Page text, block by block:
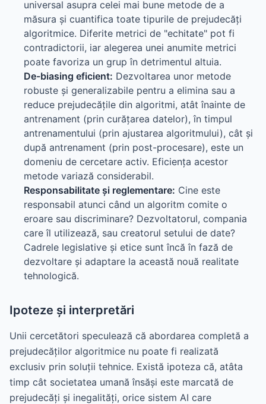
universal asupra celei mai bune metode de a
măsura și cuantifica toate tipurile de prejudecăți
algoritmice. Diferite metrici de "echitate" pot fi
contradictorii, iar alegerea unei anumite metrici
poate favoriza un grup în detrimentul altuia.
De-biasing eficient: Dezvoltarea unor metode
robuste și generalizabile pentru a elimina sau a
reduce prejudecățile din algoritmi, atât înainte de
antrenament (prin curățarea datelor), în timpul
antrenamentului (prin ajustarea algoritmului), cât și
după antrenament (prin post-procesare), este un
domeniu de cercetare activ. Eficiența acestor
metode variază considerabil.
Responsabilitate și reglementare: Cine este
responsabil atunci când un algoritm comite o
eroare sau discriminare? Dezvoltatorul, compania
care îl utilizează, sau creatorul setului de date?
Cadrele legislative și etice sunt încă în fază de
dezvoltare și adaptare la această nouă realitate
tehnologică.
Ipoteze și interpretări
Unii cercetători speculează că abordarea completă a
prejudecăților algoritmice nu poate fi realizată
exclusiv prin soluții tehnice. Există ipoteza că, atâta
timp cât societatea umană însăși este marcată de
prejudecăți și inegalități, orice sistem AI care